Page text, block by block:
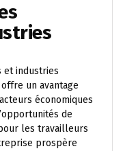
et industries
un avantage
économiques
de
les travailleurs
prospère